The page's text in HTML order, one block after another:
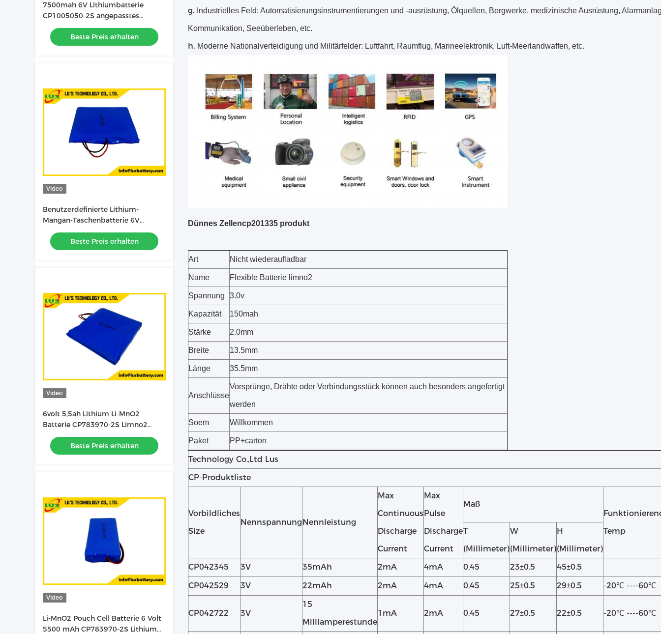
7500mah 6V Lithiumbatterie
CP1005050-2S angepasstes
Lithiumbatteriepaket
Beste Preis erhalten
Video
Benutzerdefinierte Lithium-
Mangan-Taschenbatterie 6V
5500mah Dünnzellbatterie
CP783970-2S Batterie
Beste Preis erhalten
Video
6volt 5,5ah Lithium Li-MnO2
Batterie CP783970-2S Limno2
weiche Batterie Pack OEM-Fabrik
Beste Preis erhalten
Video
Li-MnO2 Pouch Cell Batterie 6 Volt
5500 mAh CP783970-2S Lithium
g. Industrielles Feld: Automatisierungsinstrumentierungen und -ausrüstung, Ölquellen, Bergwerke, medizinische Ausrüstung,
Kommunikation, Seeüberleben, etc.
h. Moderne Nationalverteidigung und Militärfelder: Luftfahrt, Raumflug, Marineelektronik, Luft-Meerlandwaffen, etc.
Dünnes Zellencp201335 produkt
Art Nicht wiederaufladbar
Name Flexible Batterie limno2
Spannung 3.0v
Kapazität 150mah
Stärke 2.0mm
Breite 13.5mm
Länge 35.5mm
Anschlüsse
Vorsprünge, Drähte oder Verbindungsstück können auch besonders angefertigt
werden
Soem Willkommen
Paket PP+carton
Technology Co.,Ltd Lus
CP-Produktliste
Vorbildliches
Size
NennspannungNennleistung
Max
Continuous
Discharge
Current
Max
Pulse
Discharge
Current
Maß
Temp
T
(Millimeter)
W
(Millimeter)
H
(Millimeter)
CP042345
3V 35mAh 2mA 4mA 0,45 23±0.5
45±0.5
CP042529
3V 22mAh 2mA 4mA 0,45 25±0.5 29±0.5 -20℃ ----60℃
CP042722 3V
15
Milliamperestunde
1mA 2mA 0,45 27±0.5 22±0.5 -20℃ ----60℃